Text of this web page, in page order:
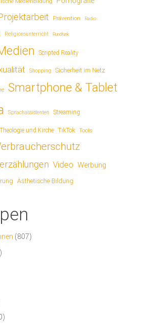
Prävention Radio
Religionsunterricht Rundfunk
Scripted Reality
Shopping Sicherheit im Netz
Smartphone & Tablet
Sprachassistenten Streaming
Theologie und Kirche TikTok Tools
Video Werbung
Ästhetische Bildung
(807)